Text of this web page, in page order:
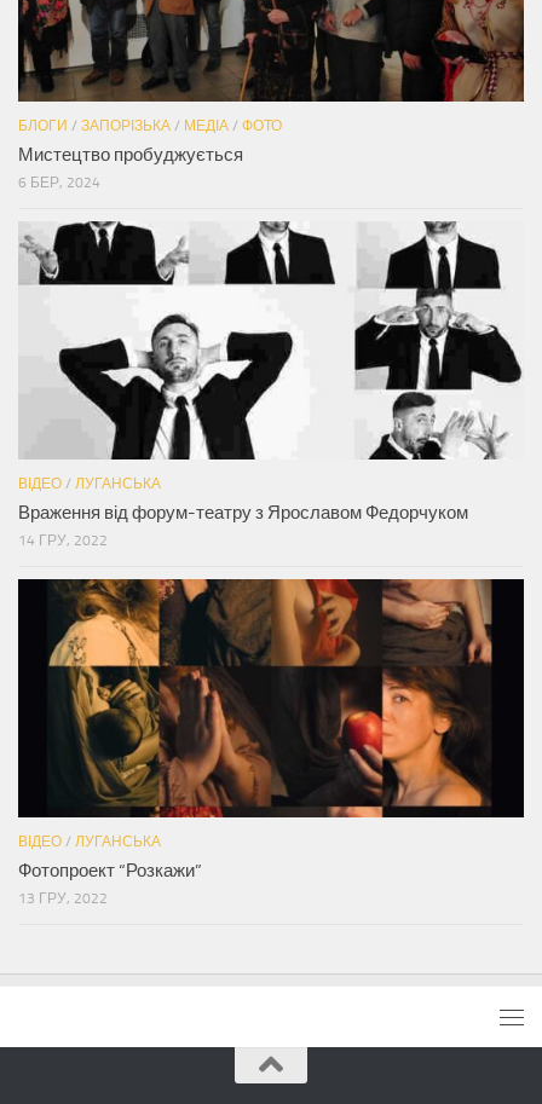
БЛОГИ / ЗАПОРІЗЬКА / МЕДІА / ФОТО
Мистецтво пробуджується
6 БЕР, 2024
ВІДЕО / ЛУГАНСЬКА
Враження від форум-театру з Ярославом Федорчуком
14 ГРУ, 2022
ВІДЕО / ЛУГАНСЬКА
Фотопроект “Розкажи”
13 ГРУ, 2022